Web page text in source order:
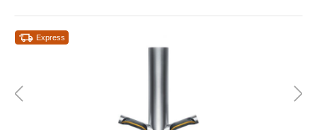
Express